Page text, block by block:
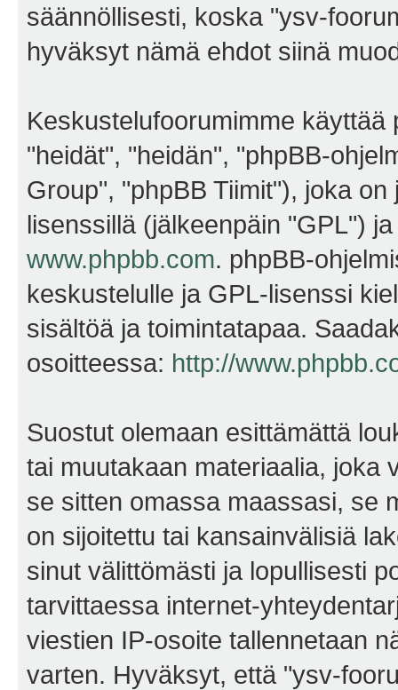
säännöllisesti, koska "ysv-
hyväksyt nämä ehdot siinä
Keskustelufoorumimme
"heidät", "heidän", "phpBB-
Group", "phpBB Tiimit"), joka on
lisenssillä (jälkeenpäin "GPL")
www.phpbb.com. phpBB-
keskustelulle ja GPL-lisenssi
sisältöä ja toimintatapaa.
osoitteessa: http://
Suostut olemaan esittämättä
tai muutakaan materiaalia, joka
se sitten omassa maassasi, se
on sijoitettu tai kansainvälisiä
sinut välittömästi ja lopullisesti
tarvittaessa internet-
viestien IP-osoite tallennetaan
varten. Hyväksyt, että "ysv-